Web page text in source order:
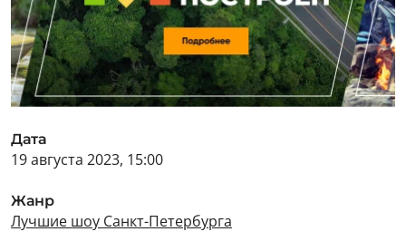
Дата
19 августа 2023, 15:00
Жанр
Лучшие шоу Санкт-Петербурга